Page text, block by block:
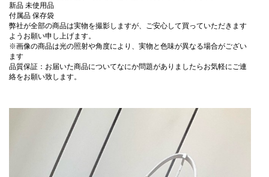
新品 未使用品
付属品 保存袋
弊社が全部の商品は実物を撮影しますが、ご安心して買っていただきます
ようお願い申し上げます。
※画像の商品は光の照射や角度により、実物と色味が異なる場合がござい
ます
品質保証：お届いた商品についてなにか問題がありましたらお気軽にご連
絡をお願い致します。